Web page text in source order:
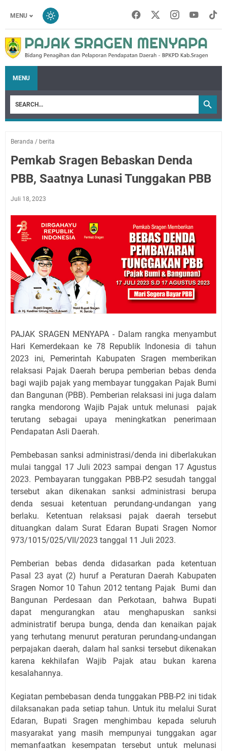
MENU
MENU
Beranda / berita
Pemkab Sragen Bebaskan Denda
PBB, Saatnya Lunasi Tunggakan PBB
Juli 18, 2023
PAJAK SRAGEN MENYAPA - Dalam rangka menyambut
Hari Kemerdekaan ke 78 Republik Indonesia di tahun
2023 ini, Pemerintah Kabupaten Sragen memberikan
relaksasi Pajak Daerah berupa pemberian bebas denda
bagi wajib pajak yang membayar tunggakan Pajak Bumi
dan Bangunan (PBB). Pemberian relaksasi ini juga dalam
rangka mendorong Wajib Pajak untuk melunasi pajak
terutang sebagai upaya meningkatkan penerimaan
Pendapatan Asli Daerah.
Pembebasan sanksi administrasi/denda ini diberlakukan
mulai tanggal 17 Juli 2023 sampai dengan 17 Agustus
2023. Pembayaran tunggakan PBB-P2 sesudah tanggal
tersebut akan dikenakan sanksi administrasi berupa
denda sesuai ketentuan perundang-undangan yang
berlaku. Ketentuan relaksasi pajak daerah tersebut
dituangkan dalam Surat Edaran Bupati Sragen Nomor
973/1015/025/VII/2023 tanggal 11 Juli 2023.
Pemberian bebas denda didasarkan pada ketentuan
Pasal 23 ayat (2) huruf a Peraturan Daerah Kabupaten
Sragen Nomor 10 Tahun 2012 tentang Pajak Bumi dan
Bangunan Perdesaan dan Perkotaan, bahwa Bupati
dapat mengurangkan atau menghapuskan sanksi
administratif berupa bunga, denda dan kenaikan pajak
yang terhutang menurut peraturan perundang-undangan
perpajakan daerah, dalam hal sanksi tersebut dikenakan
karena kekhilafan Wajib Pajak atau bukan karena
kesalahannya.
Kegiatan pembebasan denda tunggakan PBB-P2 ini tidak
dilaksanakan pada setiap tahun. Untuk itu melalui Surat
Edaran, Bupati Sragen menghimbau kepada seluruh
masyarakat yang masih mempunyai tunggakan agar
memanfaatkan kesempatan tersebut untuk melunasi